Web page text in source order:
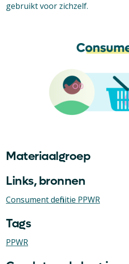
gebruikt voor zichzelf.
Materiaalgroep
Links, bronnen
Consument definitie PPWR
Tags
PPWR